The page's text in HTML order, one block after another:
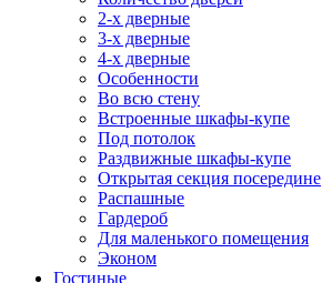
2-х дверные
3-х дверные
4-х дверные
Особенности
Во всю стену
Встроенные шкафы-купе
Под потолок
Раздвижные шкафы-купе
Открытая секция посередине
Распашные
Гардероб
Для маленького помещения
Эконом
Гостиные